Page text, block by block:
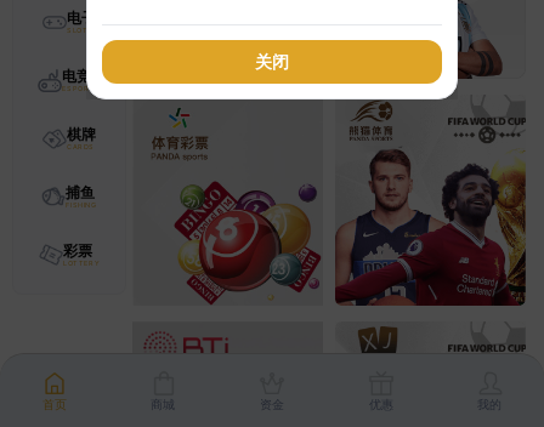
电子
电竞
棋牌
捕鱼
彩票
首页 商城 资金 优惠 我的
关闭